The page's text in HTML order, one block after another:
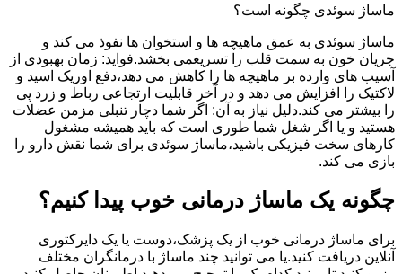
ماساژ سوئدی چگونه است؟
ماساژ سوئدی به عمق ماهیچه ها و استخوان ها نفوذ می کند و
جریان خون به سمت قلب را تسریعمی بخشد.فواید: زمان بهبودی از
آسیب های وارده بر ماهیچه ها را کاهش می دهد،دفع اوریک اسید و
لاکتیک را افزایش می دهد و در آخر قابلیت ارتجاعی رباط و زرد پی
را بیشتر می کند.دلیل نیاز به آن: اگر شما دچار تنبلی مزمن عضلات
هستید و یا اگر شغل شما طوری است که باید همیشه مشغول
کارهای سخت فیزیکی باشید،ماساژ سوئدی برای شما نقش دارو را
بازی می کند.
چگونه یک ماساژ درمانی خوب پیدا کنیم؟
برای ماساژ درمانی خوب از یک پزشک،دوست یا یک دایرکتوری
آنلاین دریافت کنید.یا می توانید چند ماساژ با درمانگران مختلف